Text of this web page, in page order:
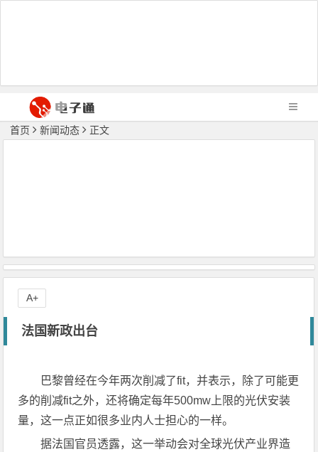
首页 新闻动态 正文
法国新政出台
巴黎曾经在今年两次削减了fit，并表示，除了可能更
多的削减fit之外，还将确定每年500mw上限的光伏安装
量，这一点正如很多业内人士担心的一样。
据法国官员透露，这一举动会对全球光伏产业界造
A+